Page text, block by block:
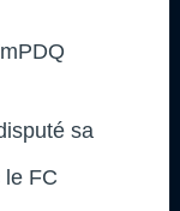
sa
le FC